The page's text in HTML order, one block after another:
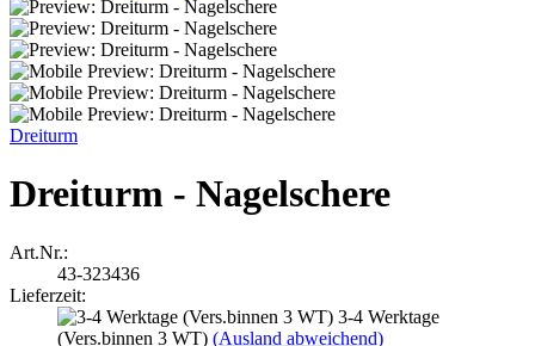
Dreiturm
Dreiturm - Nagelschere
Art.Nr.:
43-323436
Lieferzeit:
3-4 Werktage
(Vers.binnen 3 WT) (Ausland abweichend)